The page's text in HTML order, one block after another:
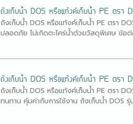
ถังเก็บน้ำ DOS หรือแท้งค์เก็บน้ำ PE ตรา
ถังเก็บน้ำ DOS หรือแท้งค์เก็บน้ำ PE ตรา
ปลอดภัย ไม่เกิดตะไคร่น้ำด้วยวัสดุพิเศษ ข้อต่อ
ถังเก็บน้ำ DOS หรือแท้งค์เก็บน้ำ PE ตรา
ถังเก็บน้ำ DOS หรือแท้งค์เก็บน้ำ PE ตรา
ทนทาน คุ้มค่ากับการใช้งาน ถังเก็บน้ำ DOS